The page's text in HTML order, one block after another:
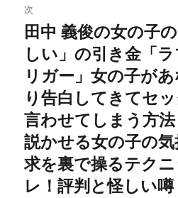
ー
シ
ョ
ン
次
次
の
投
稿:
田中 義俊の女の子
しい」の引き金「
リガー」女の子が
り告白してきてセ
言わせてしまう方
説かせる女の子の
求を裏で操るテク
レ！評判と怪しい噂